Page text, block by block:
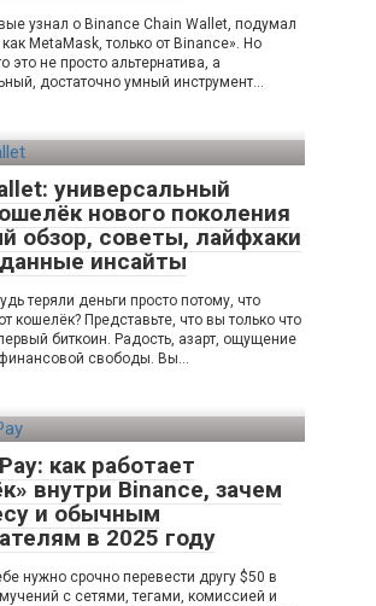
узнал о Binance Chain Wallet, подумал
MetaMask, только от Binance». Но
это не просто альтернатива, а
достаточно умный инструмент…
универсальный
нового поколения
обзор, советы, лайфхаки
инсайты
теряли деньги просто потому, что
кошелёк? Представьте, что вы только что
биткоин. Радость, азарт, ощущение
финансовой свободы. Вы…
как работает
внутри Binance, зачем
и обычным
в 2025 году
нужно срочно перевести другу $50 в
с сетями, тегами, комиссией и